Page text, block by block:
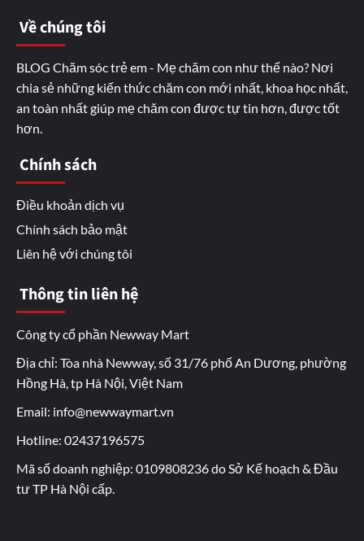
Về chúng tôi
BLOG Chăm sóc trẻ em - Mẹ chăm con như thế nào? Nơi
chia sẻ những kiến thức chăm con mới nhất, khoa học nhất,
an toàn nhất giúp mẹ chăm con được tự tin hơn, được tốt
hơn.
Chính sách
Điều khoản dịch vụ
Chính sách bảo mật
Liên hệ với chúng tôi
Thông tin liên hệ
Công ty cổ phần Newway Mart
Địa chỉ: Tòa nhà Newway, số 31/76 phố An Dương, phường
Hồng Hà, tp Hà Nội, Việt Nam
Email: info@newwaymart.vn
Hotline: 02437196575
Mã số doanh nghiệp: 0109808236 do Sở Kế hoạch & Đầu
tư TP Hà Nội cấp.